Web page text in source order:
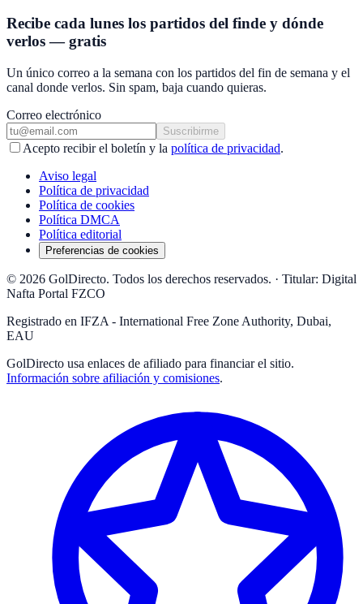
Recibe cada lunes los partidos del finde y dónde
verlos — gratis
Un único correo a la semana con los partidos del fin de semana y el
canal donde verlos. Sin spam, baja cuando quieras.
Correo electrónico
Suscribirme
Acepto recibir el boletín y la política de privacidad.
Aviso legal
Política de privacidad
Política de cookies
Política DMCA
Política editorial
Preferencias de cookies
© 2026 GolDirecto. Todos los derechos reservados. · Titular: Digital
Nafta Portal FZCO
Registrado en IFZA - International Free Zone Authority, Dubai,
EAU
GolDirecto usa enlaces de afiliado para financiar el sitio.
Información sobre afiliación y comisiones.